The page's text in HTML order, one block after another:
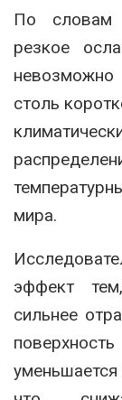
По словам
резкое
столь
мира.
эффект
сильнее